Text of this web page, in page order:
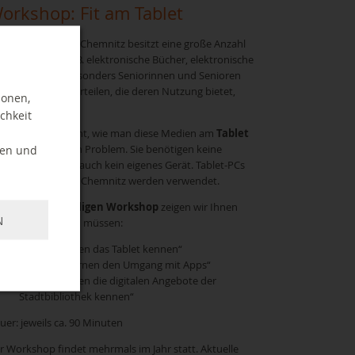
Fit am Tablet
Stadtbibliothek Chemnitz besitzt eine große Anzahl
Medien (z.B. elektronische Bücher, elektronische
und besonders Seniorinnen und Senioren
von den Vorteilen, die deren Nutzung bietet,
wissen noch nicht, wie man diese Medien amTablet
kann? – Kein Problem. Sie benötigen keine
und auch kein eigenes Gerät. Tablet-PCs
Stadtbibliothek Chemnitz werden verwendet.
dreiteiligen Workshop zeigen wir Ihnen
was Sie wissen müssen:
Teil: „Wir lernen das Tablet kennen“
Teil: „Wir erlernen den Umgang mit Apps“
Teil: „Wir lernen die digitalen Angebote der
Stadtbibliothek kennen“
jeweils ca. 90 Minuten
Workshop findet mehrmals im Jahr statt. Aktuelle
und